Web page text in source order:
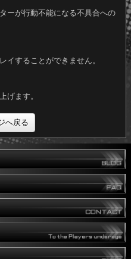
いてのアップデートを行います
ターが行動不能になる不具合へ
レイすることができません。
上げます。
ジへ戻る